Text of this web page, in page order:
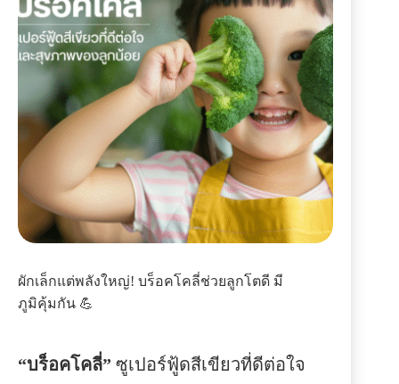
ผักเล็กแต่พลังใหญ่! บร็อคโคลี่ช่วยลูกโตดี มี
ภูมิคุ้มกัน 💪
“บร็อคโคลี่” ซูเปอร์ฟู้ดสีเขียวที่ดีต่อใจ